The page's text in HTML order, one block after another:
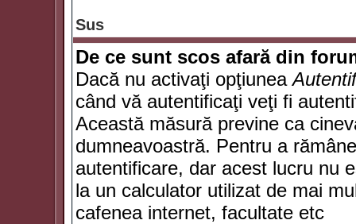
Sus
De ce sunt scos afară din
Dacă nu activaţi opţiunea
când vă autentificaţi veţi fi
Această măsură previne ca
dumneavoastră. Pentru a
autentificare, dar acest lucru nu
la un calculator utilizat de mai
cafenea internet, facultate etc